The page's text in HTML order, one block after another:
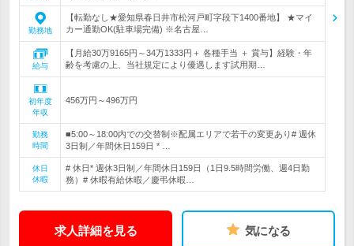
勤務地
【転勤なし★愛知県春日井市松河戸町字段下1400番地】 ★マイ
カー通勤OK(駐車場完備) ※名古屋…
給与
【月給30万9165円～34万1333円＋ 各種手当 ＋ 賞与】経験・年
齢を考慮の上、当社規定により優遇します試用期…
初年度
年収
456万円～496万円
勤務
時間
■5:00～18:00内での交替制※配属エリアで若干の変更あり# 週休
3日制／年間休日159日 * …
休日
休暇
# 休日* 週休3日制／年間休日159日（1日9.5時間労働、週4日勤
務）# 休暇有給休暇／慶弔休暇…
求人詳細を見る 気になる